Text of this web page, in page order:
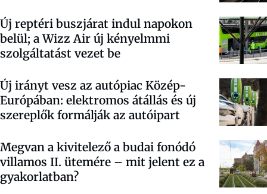
Új reptéri buszjárat indul napokon
belül; a Wizz Air új kényelmmi
szolgáltatást vezet be
Új irányt vesz az autópiac Közép-
Európában: elektromos átállás és új
szereplők formálják az autóipart
Megvan a kivitelező a budai fonódó
villamos II. ütemére – mit jelent ez a
gyakorlatban?